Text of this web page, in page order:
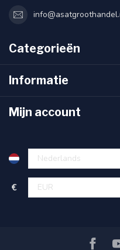
Categorieën
Informatie
Mijn account
€